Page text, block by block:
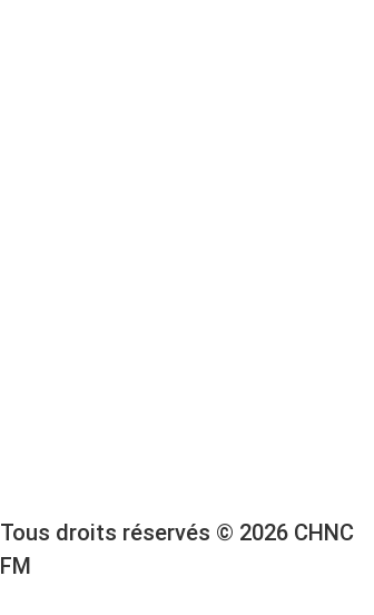
Tous droits réservés © 2026 CHNC
FM